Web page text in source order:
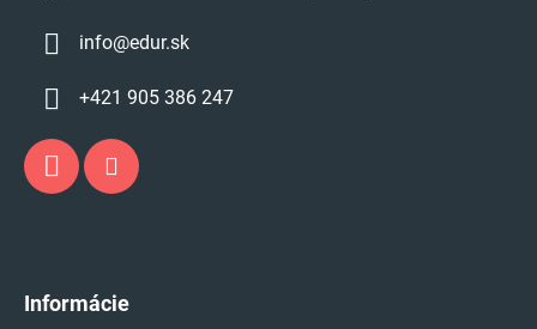
info@edur.sk
+421 905 386 247
Informácie